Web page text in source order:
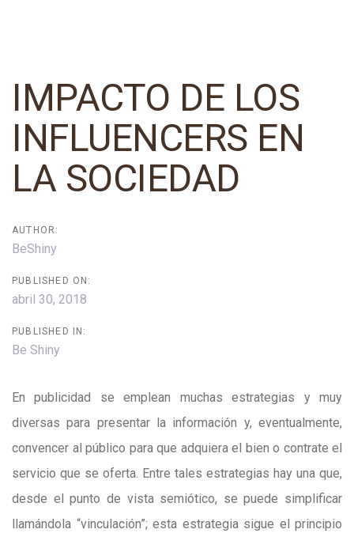
IMPACTO DE LOS
INFLUENCERS EN
LA SOCIEDAD
AUTHOR:
BeShiny
PUBLISHED ON:
abril 30, 2018
PUBLISHED IN:
Be Shiny
En publicidad se emplean muchas estrategias y muy
diversas para presentar la información y, eventualmente,
convencer al público para que adquiera el bien o contrate el
servicio que se oferta. Entre tales estrategias hay una que,
desde el punto de vista semiótico, se puede simplificar
llamándola “vinculación”; esta estrategia sigue el principio
navigation